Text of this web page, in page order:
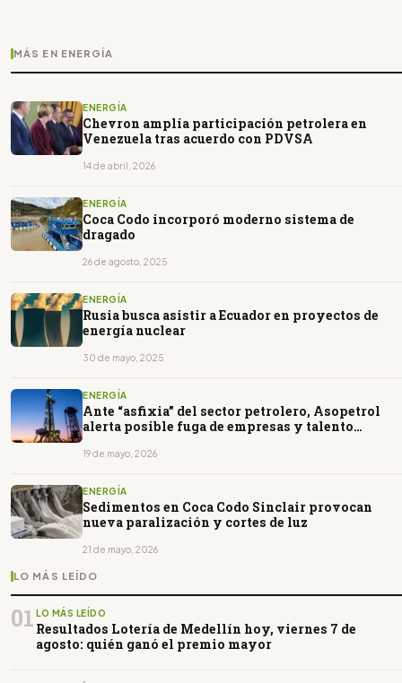
MÁS EN ENERGÍA
ENERGÍA
Chevron amplía participación petrolera en
Venezuela tras acuerdo con PDVSA
14 de abril, 2026
ENERGÍA
Coca Codo incorporó moderno sistema de
dragado
26 de agosto, 2025
ENERGÍA
Rusia busca asistir a Ecuador en proyectos de
energía nuclear
30 de mayo, 2025
ENERGÍA
Ante “asfixia” del sector petrolero, Asopetrol
alerta posible fuga de empresas y talento
19 de mayo, 2026
ENERGÍA
Sedimentos en Coca Codo Sinclair provocan
nueva paralización y cortes de luz
21 de mayo, 2026
LO MÁS LEÍDO
01 LO MÁS LEÍDO
Resultados Lotería de Medellín hoy, viernes 7 de
agosto: quién ganó el premio mayor